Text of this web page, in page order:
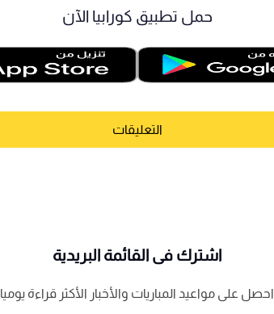
حمل تطبيق كورابيا الآن
التعليقات
اشترك فى القائمة البريدية
احصل على مواعيد المباريات والأخبار الأكثر قراءة يوميا